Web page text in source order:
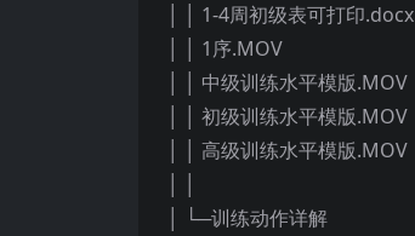
│ │ 1-4周初级表可打印.docx
│ │ 1序.MOV
│ │ 中级训练水平模版.MOV
│ │ 初级训练水平模版.MOV
│ │ 高级训练水平模版.MOV
│ └─训练动作详解